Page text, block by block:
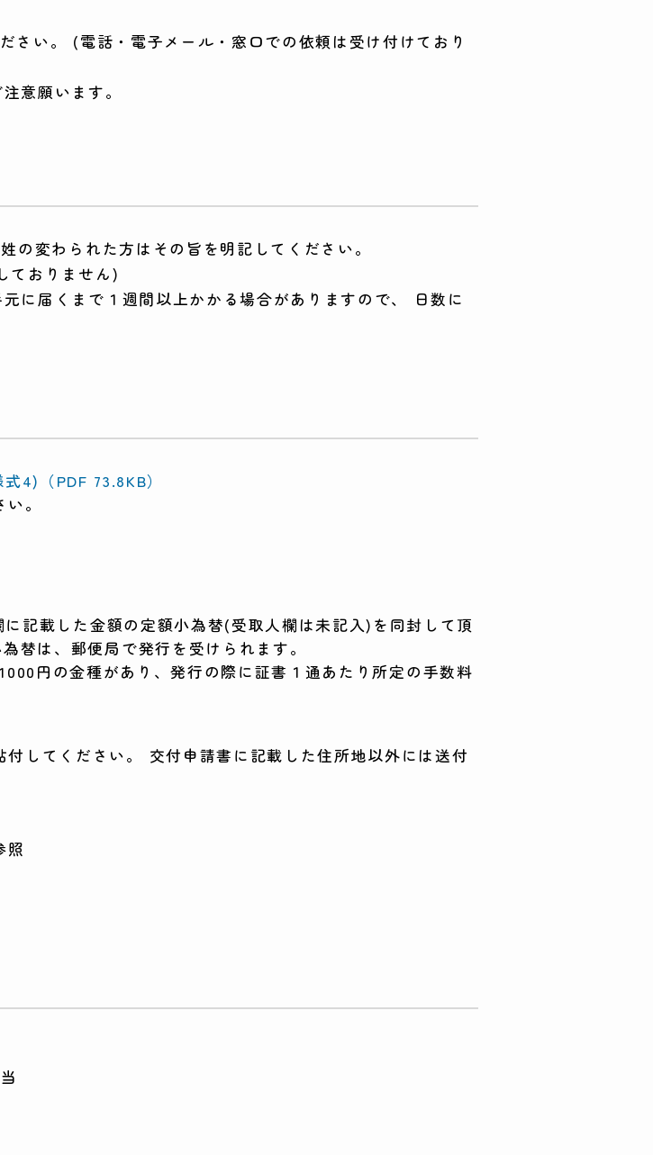
い。 (電話・電子メール・窓口での依頼は受け付けており
意願います。
変わられた方はその旨を明記してください。
ておりません)
に届くまで１週間以上かかる場合がありますので、 日数に
4)（PDF 73.8KB）
。
記載した金額の定額小為替(受取人欄は未記入)を同封して頂
替は、郵便局で発行を受けられます。
円の金種があり、発行の際に証書１通あたり所定の手数料
してください。 交付申請書に記載した住所地以外には送付
照